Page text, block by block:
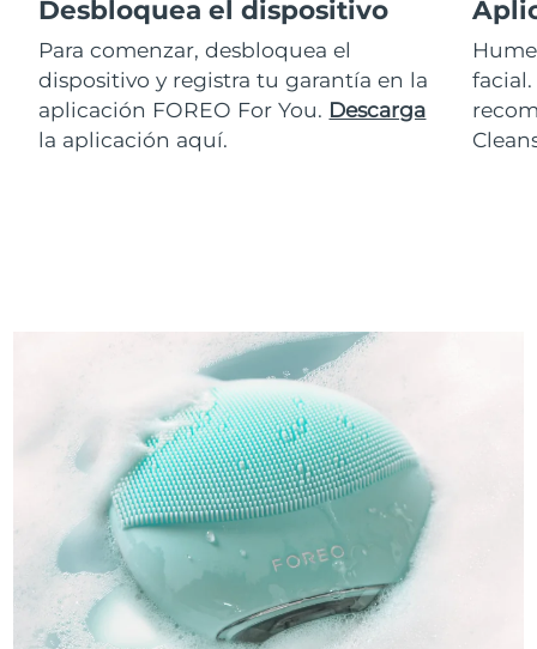
Desbloquea el dispositivo
Para comenzar, desbloquea el
dispositivo y registra tu garantía en la
aplicación FOREO For You. Descarga
la aplicación aquí.